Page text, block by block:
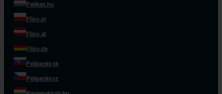
Pelikan.hu
Flipo.pl
Flipo.at
Flipo.de
Pelipecky.sk
Pelipecky.cz